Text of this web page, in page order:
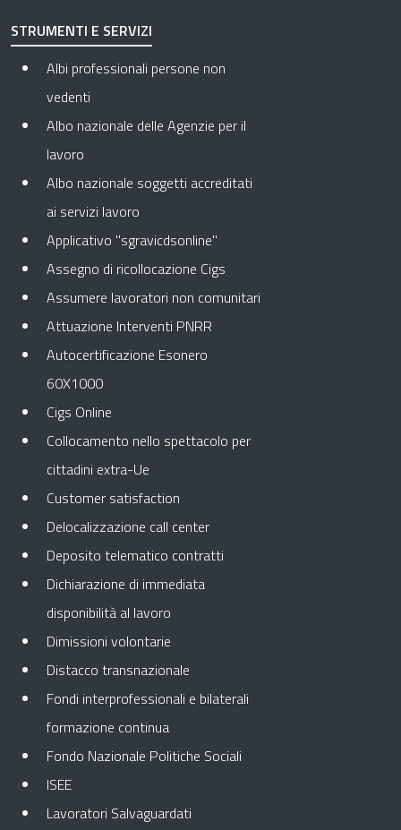
STRUMENTI E SERVIZI
Albi professionali persone non
vedenti
Albo nazionale delle Agenzie per il
lavoro
Albo nazionale soggetti accreditati
ai servizi lavoro
Applicativo "sgravicdsonline"
Assegno di ricollocazione Cigs
Assumere lavoratori non comunitari
Attuazione Interventi PNRR
Autocertificazione Esonero
60X1000
Cigs Online
Collocamento nello spettacolo per
cittadini extra-Ue
Customer satisfaction
Delocalizzazione call center
Deposito telematico contratti
Dichiarazione di immediata
disponibilità al lavoro
Dimissioni volontarie
Distacco transnazionale
Fondi interprofessionali e bilaterali
formazione continua
Fondo Nazionale Politiche Sociali
ISEE
Lavoratori Salvaguardati